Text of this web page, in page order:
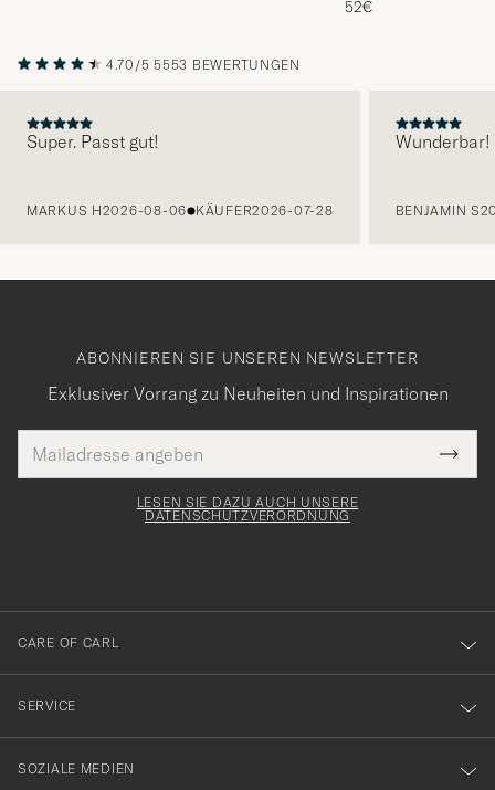
52€
4.70/5 5553 BEWERTUNGEN
Super. Passt gut!
MARKUS H2026-08-06 KÄUFER2026-07-28
Wunderbar!
BENJAMIN S
ABONNIEREN SIE UNSEREN NEWSLETTER
Exklusiver Vorrang zu Neuheiten und Inspirationen
Mail
Adresse
Tack
för
dig
till
vårt
nyhetsbrev!
LESEN SIE DAZU AUCH UNSERE
DATENSCHUTZVERORDNUNG
CARE OF CARL
SERVICE
SOZIALE MEDIEN